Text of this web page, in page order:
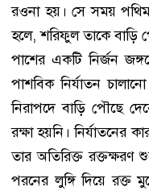
রওনা হয়। সে সময়
হলে, শরিফুল তাকে বাড়ি
পাশের একটি নির্জন
পাশবিক নির্যাতন
নিরাপদে বাড়ি পৌছে
রক্ষা হয়নি। নির্যাতনের
তার অতিরিক্ত
পরনের লুঙ্গি দিয়ে রক্ত